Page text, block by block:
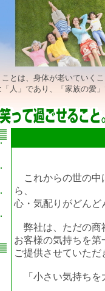
とは、身体が老いていく
人」であり、「家族の愛
これからの世の中
ら、
心・気配りがどんど
弊社は、ただの商
お客様の気持ちを
ご提供させていただ
「小さい気持ちを